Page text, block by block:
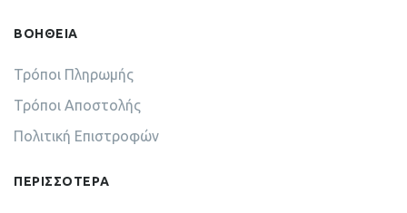
ΒΟΗΘΕΙΑ
Τρόποι Πληρωμής
Τρόποι Αποστολής
Πολιτική Επιστροφών
ΠΕΡΙΣΣΟΤΕΡΑ